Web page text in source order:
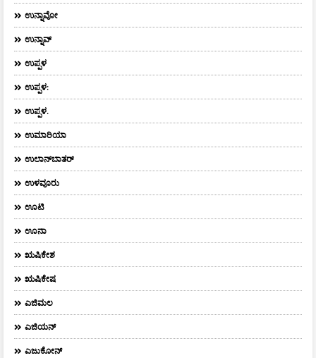
ಉನ್ನಾವೋ
ಉನ್ನಾವ್
ಉಪ್ಪಳ
ಉಪ್ಪಳ:
ಉಪ್ಪಳ.
ಉಮಾರಿಯಾ
ಉಲಾನ್‌ಬಾತರ್
ಉಳವೂರು
ಊಟಿ
ಊನಾ
ಋಷಿಕೇಶ
ಋಷಿಕೇಷ
ಎಜಿಮಲ
ಎಜಿಯನ್
ಎಜುಕೋನ್